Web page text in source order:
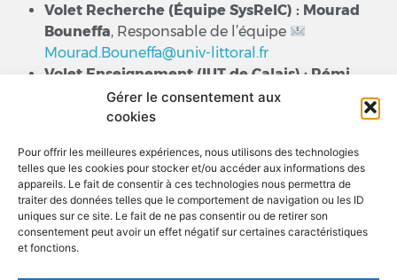
Gérer le consentement aux
cookies
Pour offrir les meilleures expériences, nous utilisons des technologies
telles que les cookies pour stocker et/ou accéder aux informations des
appareils. Le fait de consentir à ces technologies nous permettra de
traiter des données telles que le comportement de navigation ou les ID
uniques sur ce site. Le fait de ne pas consentir ou de retirer son
consentement peut avoir un effet négatif sur certaines caractéristiques
et fonctions.
Volet Recherche (Équipe SysReIC) : Mourad
Bouneffa, Responsable de l’équipe
Mourad.Bouneffa@univ-littoral.fr
Volet Enseignement (IUT de Calais) : Rémi
, Chef du département informatique
remi.cozot@univ-littoral.fr